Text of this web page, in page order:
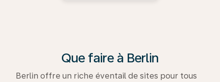
Que faire à Berlin
Berlin offre un riche éventail de sites pour tous